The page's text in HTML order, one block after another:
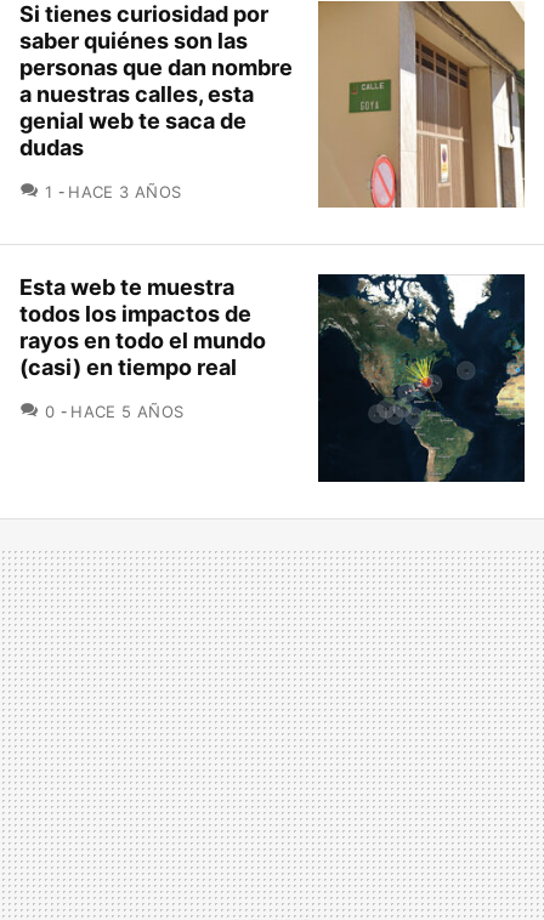
Si tienes curiosidad por
saber quiénes son las
personas que dan nombre
a nuestras calles, esta
genial web te saca de
dudas
1 COMENTARIOS
HACE 3 AÑOS
Esta web te muestra
todos los impactos de
rayos en todo el mundo
(casi) en tiempo real
0 COMENTARIOS
HACE 5 AÑOS